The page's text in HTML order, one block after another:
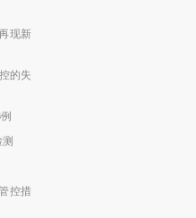
现新
的失
控措